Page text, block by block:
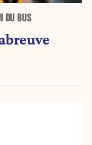
DU BUS